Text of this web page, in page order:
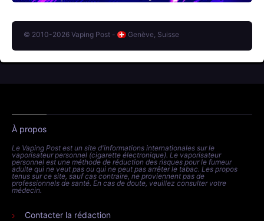
© 2010-2026 Vaping Post - Genève, Suisse
À propos
Le Vaping Post est un site d'informations internationales sur le
vaporisateur personnel (cigarette électronique). Le vaporisateur
personnel est une méthode de réduction des risques pour le fumeur
adulte qui ne veut pas ou qui ne peut pas arrêter le tabac. Les propos
tenus sur ce site, sauf cas contraire, ne proviennent pas de
professionnels de santé. En cas de doute, veuillez consulter votre
médecin.
Contacter la rédaction